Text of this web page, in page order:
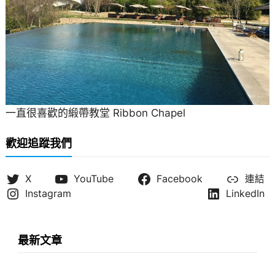
一直很喜歡的緞帶教堂 Ribbon Chapel
歡迎追蹤我們
X YouTube Facebook
連結
Instagram
LinkedIn
最新文章